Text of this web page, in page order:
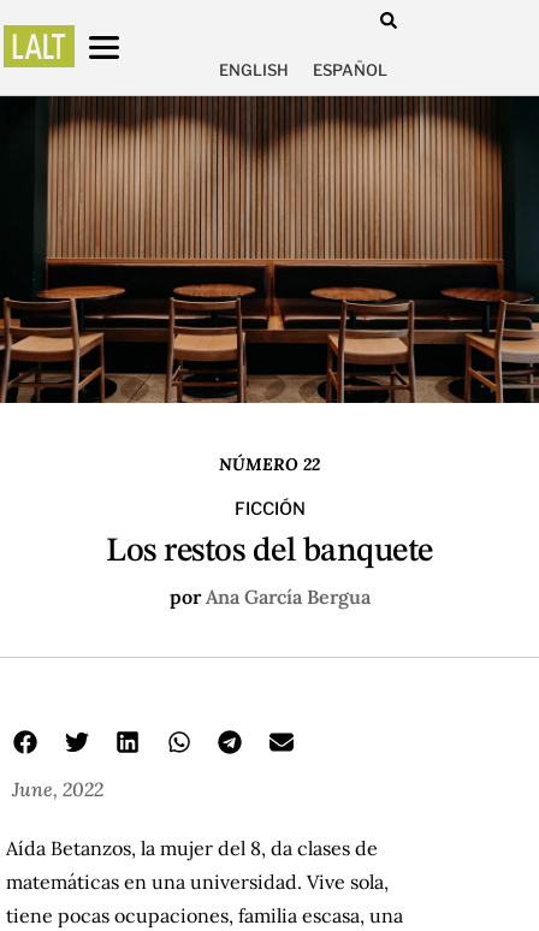
ENGLISH ESPAÑOL
NÚMERO 22
FICCIÓN
Los restos del banquete
por Ana García Bergua
June, 2022
Aída Betanzos, la mujer del 8, da clases de
matemáticas en una universidad. Vive sola,
tiene pocas ocupaciones, familia escasa, una